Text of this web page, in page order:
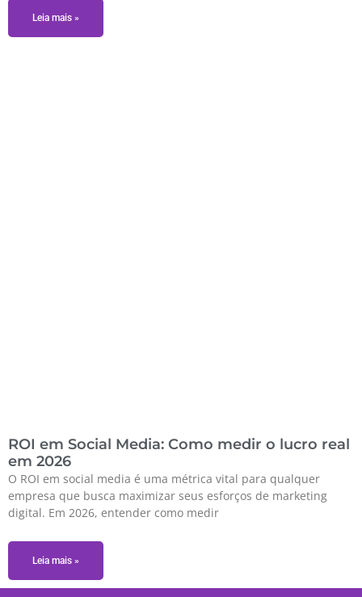
Leia mais »
ROI em Social Media: Como medir o lucro real
em 2026
O ROI em social media é uma métrica vital para qualquer
empresa que busca maximizar seus esforços de marketing
digital. Em 2026, entender como medir
Leia mais »